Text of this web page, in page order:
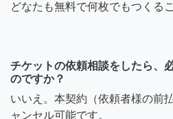
どなたも無料で何枚でもつくる
チケットの依頼相談をしたら、
のですか？
いいえ。本契約（依頼者様の前
ャンセル可能です。